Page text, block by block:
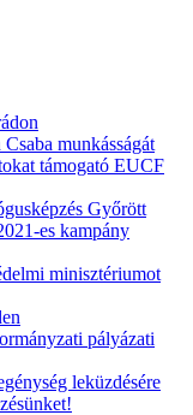
munkásságát
támogató EUCF
Győrött
es kampány
minisztériumot
pályázati
leküzdésére